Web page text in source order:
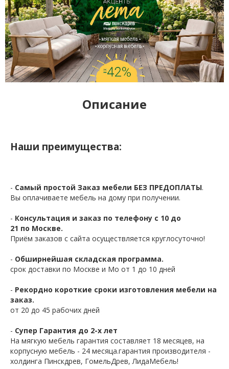
Описание
Наши преимущества:
- Самый простой Заказ мебели БЕЗ ПРЕДОПЛАТЫ.
Вы оплачиваете мебель на дому при получении.
- Консультация и заказ по телефону с 10 до
21 по Москве.
Приём заказов с сайта осуществляется круглосуточно!
- Обширнейшая складская программа.
срок доставки по Москве и Мо от 1 до 10 дней
- Рекордно короткие сроки изготовления мебели на
заказ.
от 20 до 45 рабочих дней
- Супер Гарантия до 2-х лет
На мягкую мебель гарантия составляет 18 месяцев, на
корпусную мебель - 24 месяца.гарантия производителя -
холдинга Пинскдрев, ГомельДрев, ЛидаМебель!